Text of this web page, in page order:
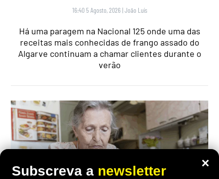
16:40 5 Agosto, 2026 |João Luís
Há uma paragem na Nacional 125 onde uma das
receitas mais conhecidas de frango assado do
Algarve continuam a chamar clientes durante o
verão
×
Subscreva a newsletter